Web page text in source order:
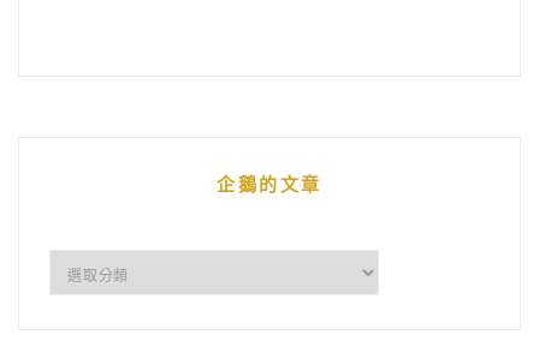
企鵝的文章